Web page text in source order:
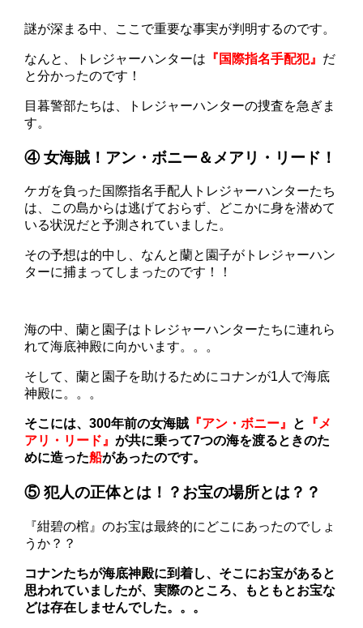
謎が深まる中、ここで重要な事実が判明するのです。
なんと、トレジャーハンターは 『国際指名手配犯』 だ
と分かったのです！
目暮警部たちは、トレジャーハンターの捜査を急ぎま
す。
④ 女海賊！アン・ボニー＆メアリ・リード！
ケガを負った国際指名手配人トレジャーハンターたち
は、この島からは逃げておらず、どこかに身を潜めて
いる状況だと予測されていました。
その予想は的中し、なんと蘭と園子がトレジャーハン
ターに捕まってしまったのです！！
海の中、蘭と園子はトレジャーハンターたちに連れら
れて海底神殿に向かいます。。。
そして、蘭と園子を助けるためにコナンが1人で海底
神殿に。。。
そこには、300年前の女海賊 『アン・ボニー』 と
『メ
アリ・リード』が共に乗って7つの海を渡るときのた
めに造った船があったのです。
⑤ 犯人の正体とは！？お宝の場所とは？？
『紺碧の棺』のお宝は最終的にどこにあったのでしょ
うか？？
コナンたちが海底神殿に到着し、そこにお宝があると
思われていましたが、実際のところ、もともとお宝な
どは存在しませんでした。。。